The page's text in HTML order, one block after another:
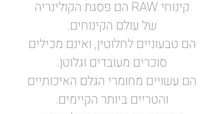
מהמקצועיים
ביותר
יעוץ וליווי
קינוחי RAW הם פסגת הקולינריה
של עולם הקינוחים.
הם טבעוניים לחלוטין, ואינם מכילים
סוכרים מעובדים וגלוטן.
הם עשויים מחומרי הגלם האיכותיים
והטריים ביותר הקיימים.